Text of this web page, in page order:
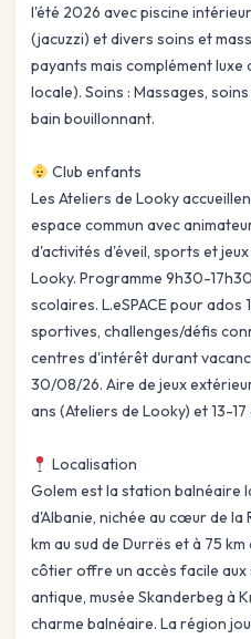
l'été 2026 avec piscine
(jacuzzi) et divers soins et
payants mais complément
locale). Soins : Massages,
bain bouillonnant.
Club enfants
Les Ateliers de Looky
espace commun avec
d'activités d'éveil, sports et
Looky. Programme 9h30-
scolaires. L.eSPACE pour
sportives, challenges/défis
centres d'intérêt durant
30/08/26. Aire de jeux
ans (Ateliers de Looky) et 13-17
Localisation
Golem est la station balnéaire
d'Albanie, nichée au cœur de la
km au sud de Durrës et à 75
côtier offre un accès facile
antique, musée Skanderbeg à
charme balnéaire. La région